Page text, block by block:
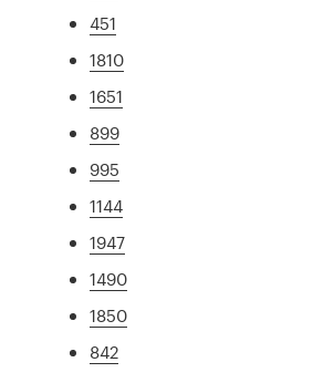
451
1810
1651
899
995
1144
1947
1490
1850
842